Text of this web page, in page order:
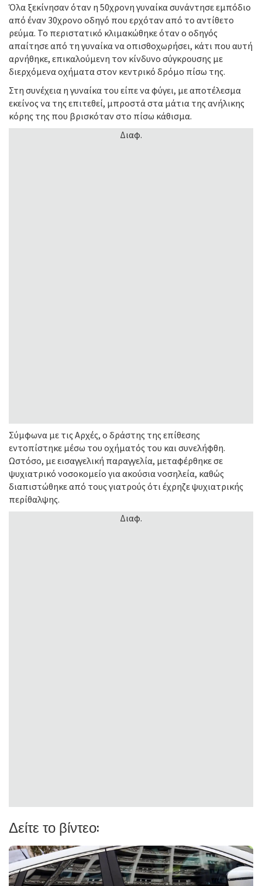
Όλα ξεκίνησαν όταν η 50χρονη γυναίκα συνάντησε εμπόδιο
από έναν 30χρονο οδηγό που ερχόταν από το αντίθετο
ρεύμα. Το περιστατικό κλιμακώθηκε όταν ο οδηγός
απαίτησε από τη γυναίκα να οπισθοχωρήσει, κάτι που αυτή
αρνήθηκε, επικαλούμενη τον κίνδυνο σύγκρουσης με
διερχόμενα οχήματα στον κεντρικό δρόμο πίσω της.
Στη συνέχεια η γυναίκα του είπε να φύγει, με αποτέλεσμα
εκείνος να της επιτεθεί, μπροστά στα μάτια της ανήλικης
κόρης της που βρισκόταν στο πίσω κάθισμα.
Διαφ.
Σύμφωνα με τις Αρχές, ο δράστης της επίθεσης
εντοπίστηκε μέσω του οχήματός του και συνελήφθη.
Ωστόσο, με εισαγγελική παραγγελία, μεταφέρθηκε σε
ψυχιατρικό νοσοκομείο για ακούσια νοσηλεία, καθώς
διαπιστώθηκε από τους γιατρούς ότι έχρηζε ψυχιατρικής
περίθαλψης.
Διαφ.
Δείτε το βίντεο: